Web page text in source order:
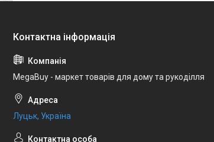
MegaBuy - маркет товарів для дому та рукоділля
Луцьк, Україна